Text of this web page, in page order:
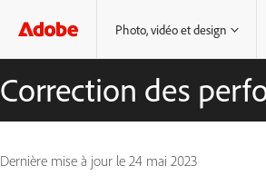
Photo, vidéo et design
Correction des
Dernière mise à jour le 24 mai 2023